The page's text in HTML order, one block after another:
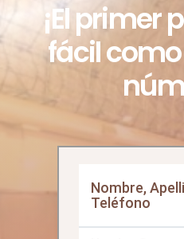
QUEREMOS
¡El primer
fácil como